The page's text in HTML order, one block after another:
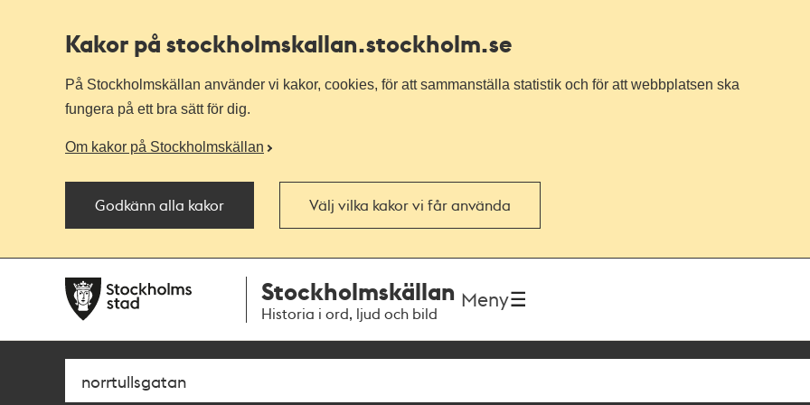
Kakor på stockholmskallan.stockholm.se
På Stockholmskällan använder vi kakor, cookies, för att sammanställa statistik och för att webbplatsen ska
fungera på ett bra sätt för dig.
Om kakor på Stockholmskällan
Godkänn alla kakor Välj vilka kakor vi får använda
navigationen
huvudinnehållet
Stockholmskällan
Historia i ord, ljud och bild
Meny
Sök